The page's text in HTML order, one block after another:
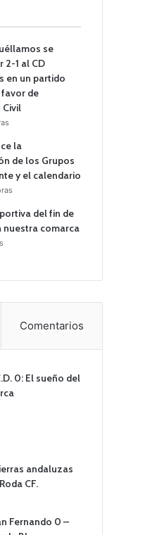
se
2-1 al CD
en un partido
de
Civil
la
de los Grupos
y el calendario
del fin de
nuestra comarca
Comentarios
0: El sueño del
andaluzas
CF.
Fernando 0 –